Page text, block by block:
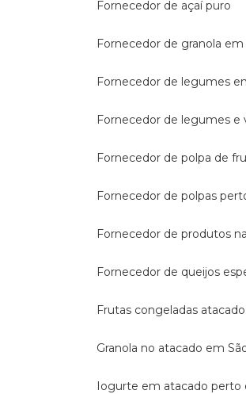
Fornecedor de açaí puro
Fornecedor de granola
Fornecedor de legumes
Fornecedor de legumes
Fornecedor de polpa de
Fornecedor de polpas
Fornecedor de produtos
Fornecedor de queijos
Frutas congeladas atacado
Granola no atacado em
Iogurte em atacado perto